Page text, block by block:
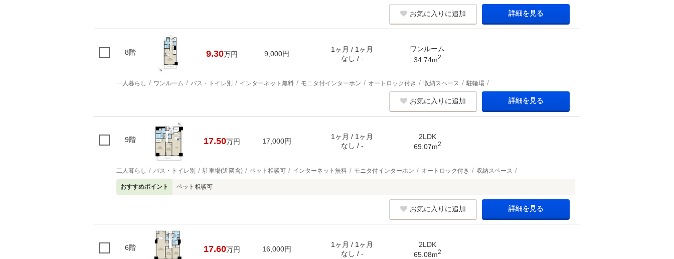
お気に入りに追加 詳細を見る
8階 9.30万円 9,000円
1ヶ月 / 1ヶ月
なし / -
ワンルーム
34.74m2
一人暮らし ワンルーム バス・トイレ別 インターネット無料 モニタ付インターホン オートロック付き 収納スペース 駐輪場
お気に入りに追加 詳細を見る
9階 17.50万円 17,000円
1ヶ月 / 1ヶ月
なし / -
2LDK
69.07m2
二人暮らし バス・トイレ別 駐車場(近隣含) ペット相談可 インターネット無料 モニタ付インターホン オートロック付き 収納スペース
おすすめポイント ペット相談可
お気に入りに追加 詳細を見る
6階 17.60万円 16,000円
1ヶ月 / 1ヶ月
なし / -
2LDK
65.08m2